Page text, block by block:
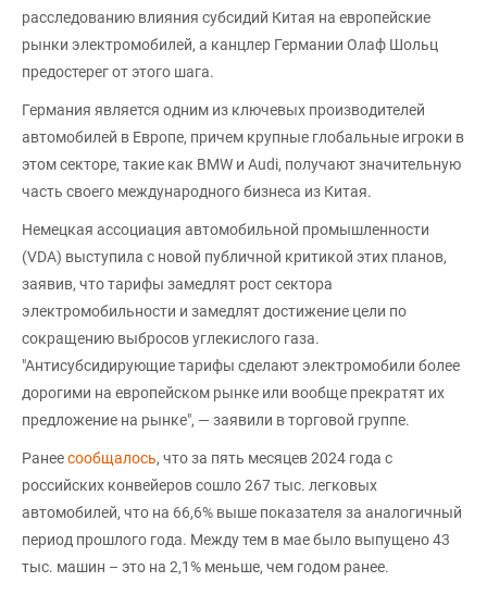
расследованию влияния субсидий Китая на европейские
рынки электромобилей, а канцлер Германии Олаф Шольц
предостерег от этого шага.
Германия является одним из ключевых производителей
автомобилей в Европе, причем крупные глобальные игроки в
этом секторе, такие как BMW и Audi, получают значительную
часть своего международного бизнеса из Китая.
Немецкая ассоциация автомобильной промышленности
(VDA) выступила с новой публичной критикой этих планов,
заявив, что тарифы замедлят рост сектора
электромобильности и замедлят достижение цели по
сокращению выбросов углекислого газа.
"Антисубсидирующие тарифы сделают электромобили более
дорогими на европейском рынке или вообще прекратят их
предложение на рынке", — заявили в торговой группе.
Ранеесообщалось, что за пять месяцев 2024 года с
российских конвейеров сошло 267 тыс. легковых
автомобилей, что на 66,6% выше показателя за аналогичный
период прошлого года. Между тем в мае было выпущено 43
тыс. машин – это на 2,1% меньше, чем годом ранее.